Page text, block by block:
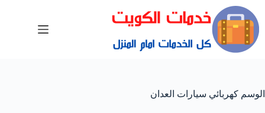
الوسم كهربائي سيارات العدان